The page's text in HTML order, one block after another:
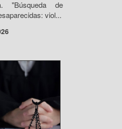
"Búsqueda de
viol...